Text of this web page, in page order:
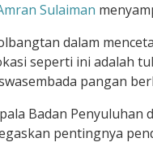
Sulaiman
dalam
seperti ini adalah
pangan
Badan Penyuluhan
pentingnya